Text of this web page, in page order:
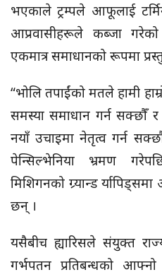
भएकाले ट्रम्पले आफूलाई
आप्रवासीहरूले कब्जा गरेको
एकमात्र समाधानको रूपमा
“भोलि तपाईंको मतले हामी
समस्या समाधान गर्न सक्छौँ
नयाँ उचाइमा नेतृत्व गर्न
पेन्सिल्भेनिया भ्रमण
मिशिगनको ग्र्यान्ड
छन् ।
यसैबीच ह्यारिसले संयुक्त
गर्भपतन प्रतिबन्धको